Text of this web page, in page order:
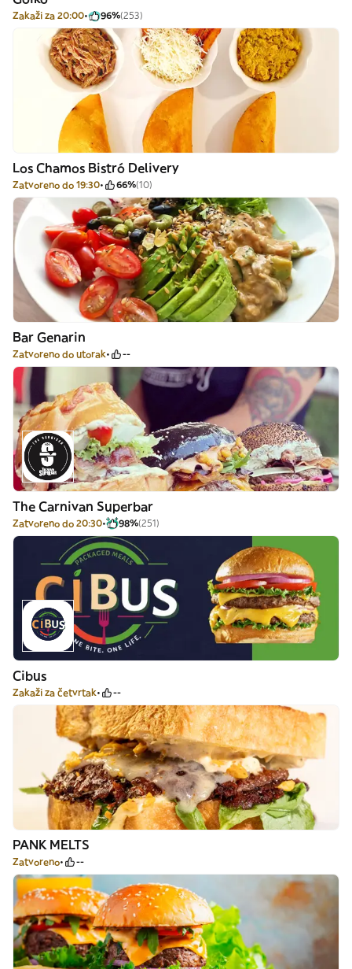
Zakaži za 20:00 96%(253)
Los Chamos Bistró Delivery
Zatvoreno do 19:30 66%(10)
Bar Genarin
Zatvoreno do utorak --
The Carnivan Superbar
Zatvoreno do 20:30 98%(251)
Cibus
Zakaži za četvrtak --
PANK MELTS
Zatvoreno --